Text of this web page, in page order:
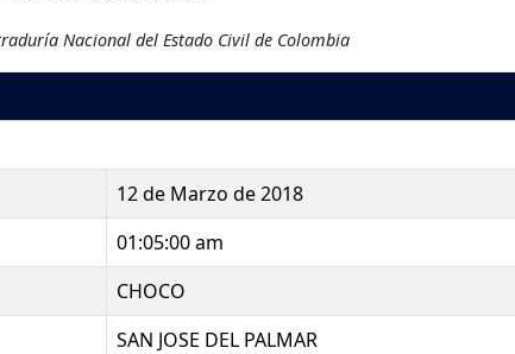
Nacional del Estado Civil de Colombia
12 de Marzo de 2018
01:05:00 am
CHOCO
SAN JOSE DEL PALMAR